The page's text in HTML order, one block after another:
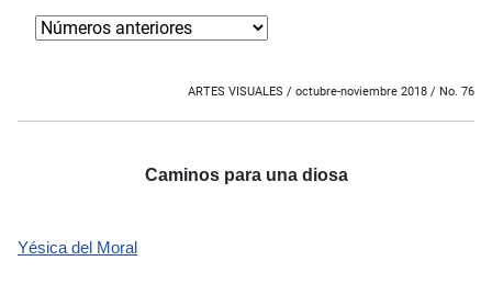
ARTES VISUALES / octubre-noviembre 2018 / No. 76
Caminos para una diosa
Yésica del Moral